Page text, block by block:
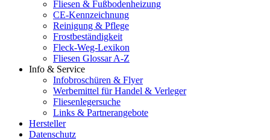
Fliesen & Fußbodenheizung
CE-Kennzeichnung
Reinigung & Pflege
Frostbeständigkeit
Fleck-Weg-Lexikon
Fliesen Glossar A-Z
Info & Service
Infobroschüren & Flyer
Werbemittel für Handel & Verleger
Fliesenlegersuche
Links & Partnerangebote
Hersteller
Datenschutz